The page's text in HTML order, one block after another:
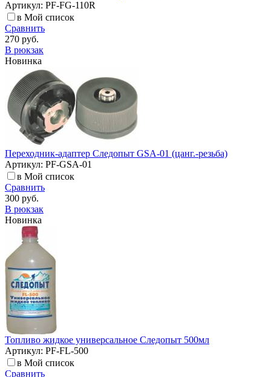
Артикул: PF-FG-110R
в Мой список
Сравнить
270 руб.
В рюкзак
Новинка
Переходник-адаптер Следопыт GSA-01 (цанг.-резьба)
Артикул: PF-GSA-01
в Мой список
Сравнить
300 руб.
В рюкзак
Новинка
Топливо жидкое универсальное Следопыт 500мл
Артикул: PF-FL-500
в Мой список
Сравнить